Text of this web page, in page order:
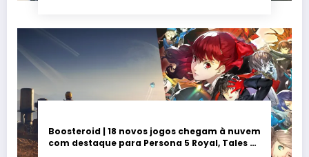
Boosteroid | 18 novos jogos chegam à nuvem
com destaque para Persona 5 Royal, Tales of